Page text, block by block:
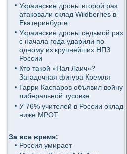
Украинские дроны второй раз
атаковали склад Wildberries в
Екатеринбурге
Украинские дроны седьмой раз
с начала года ударили по
одному из крупнейших НПЗ
России
Кто такой «Пал Лаич»?
Загадочная фигура Кремля
Гарри Каспаров объявил войну
либеральной тусовке
У 76% учителей в России оклад
ниже МРОТ
За все время:
Россия умирает